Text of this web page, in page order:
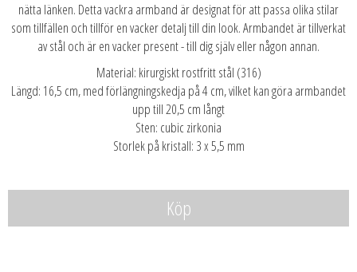
nätta länken. Detta vackra armband är designat för att passa olika stilar
som tillfällen och tillför en vacker detalj till din look. Armbandet är tillverkat
av stål och är en vacker present - till dig själv eller någon annan.
Material: kirurgiskt rostfritt stål (316)
Längd: 16,5 cm, med förlängningskedja på 4 cm, vilket kan göra armbandet
upp till 20,5 cm långt
Sten: cubic zirkonia
Storlek på kristall: 3 x 5,5 mm
Köp